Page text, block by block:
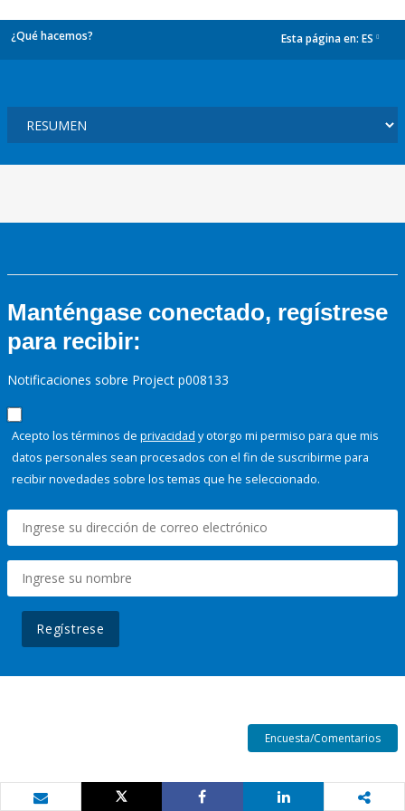
¿Qué hacemos? Esta página en: ES
Manténgase conectado, regístrese
para recibir:
Notificaciones sobre Project p008133
Acepto los términos de privacidad y otorgo mi permiso para que mis
datos personales sean procesados con el fin de suscribirme para
recibir novedades sobre los temas que he seleccionado.
Regístrese
Encuesta/Comentarios